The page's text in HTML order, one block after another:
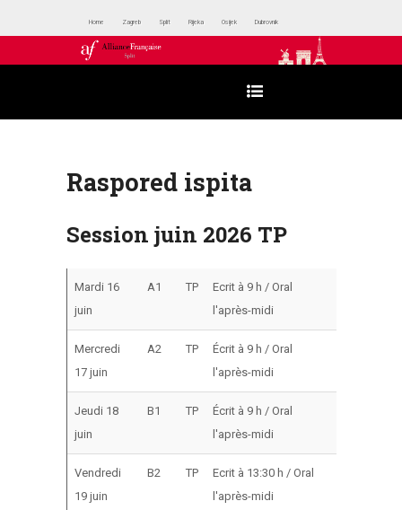
Home Zagreb Split Rijeka Osijek Dubrovnik
Raspored ispita
Session juin 2026 TP
Mardi 16
juin
A1 TP
Ecrit à 9 h / Oral
l'après-midi
Mercredi
17 juin
A2 TP
Écrit à 9 h / Oral
l'après-midi
Jeudi 18
juin
B1 TP
Écrit à 9 h / Oral
l'après-midi
Vendredi
19 juin
B2 TP
Ecrit à 13:30 h / Oral
l'après-midi